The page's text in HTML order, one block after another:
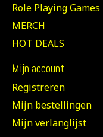
Role Playing Games
MERCH
HOT DEALS
Mijn account
Registreren
Mijn bestellingen
Mijn verlanglijst